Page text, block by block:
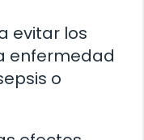
evitar los
enfermedad
o